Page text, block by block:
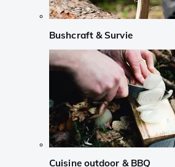
Bushcraft & Survie
Cuisine outdoor & BBQ